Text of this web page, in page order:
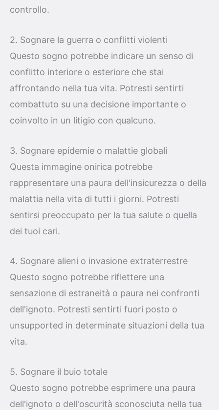
controllo.
2. Sognare la guerra o conflitti violenti
Questo sogno potrebbe indicare un senso di
conflitto interiore o esteriore che stai
affrontando nella tua vita. Potresti sentirti
combattuto su una decisione importante o
coinvolto in un litigio con qualcuno.
3. Sognare epidemie o malattie globali
Questa immagine onirica potrebbe
rappresentare una paura dell'insicurezza o della
malattia nella vita di tutti i giorni. Potresti
sentirsi preoccupato per la tua salute o quella
dei tuoi cari.
4. Sognare alieni o invasione extraterrestre
Questo sogno potrebbe riflettere una
sensazione di estraneità o paura nei confronti
dell'ignoto. Potresti sentirti fuori posto o
unsupported in determinate situazioni della tua
vita.
5. Sognare il buio totale
Questo sogno potrebbe esprimere una paura
dell'ignoto o dell'oscurità sconosciuta nella tua